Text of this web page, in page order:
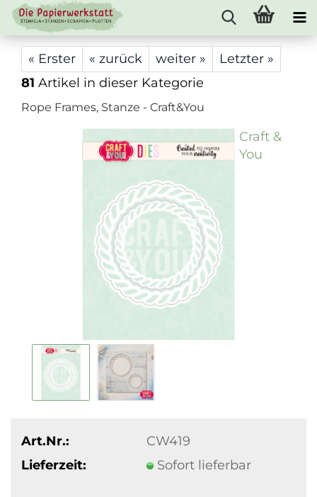
« Erster « zurück weiter »
Letzter »
81 Artikel in dieser Kategorie
Rope Frames, Stanze - Craft&You
Craft &
You
Art.Nr.:
CW419
Lieferzeit:
Sofort lieferbar